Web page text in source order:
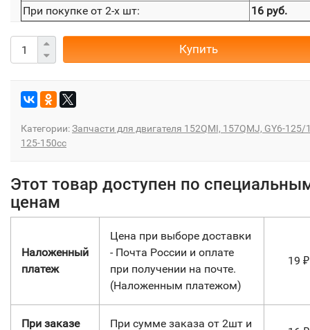
При покупке от 2-х шт:
16 руб.
Купить
Категории:Запчасти для двигателя 152QMI, 157QMJ, GY6-125/
125-150сс
Этот товар доступен по
ценам
Наложенный
платеж
Цена при выборе доставки
- Почта России и оплате
при получении на почте.
(Наложенным платежом)
19 ₽
При заказе При сумме заказа от 2шт и